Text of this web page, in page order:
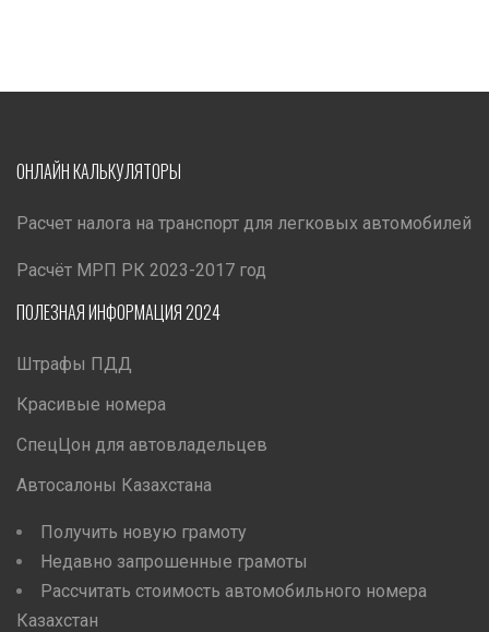
ОНЛАЙН КАЛЬКУЛЯТОРЫ
Расчет налога на транспорт для легковых автомобилей
Расчёт МРП РК 2023-2017 год
ПОЛЕЗНАЯ ИНФОРМАЦИЯ 2024
Штрафы ПДД
Красивые номера
СпецЦон для автовладельцев
Автосалоны Казахстана
Получить новую грамоту
Недавно запрошенные грамоты
Рассчитать стоимость автомобильного номера
Казахстан